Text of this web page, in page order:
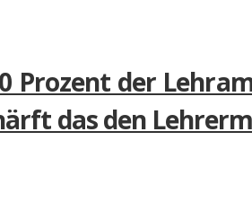
Prozent der
das den